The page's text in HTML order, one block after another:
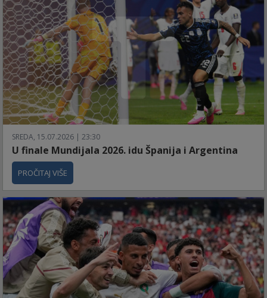
SREDA, 15.07.2026 | 23:30
U finale Mundijala 2026. idu Španija i Argentina
PROČITAJ VIŠE